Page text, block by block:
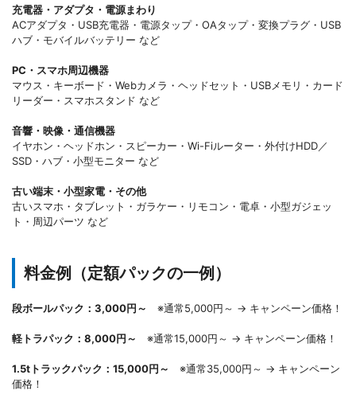
充電器・アダプタ・電源まわり
ACアダプタ・USB充電器・電源タップ・OAタップ・変換プラグ・USB
ハブ・モバイルバッテリー など
PC・スマホ周辺機器
マウス・キーボード・Webカメラ・ヘッドセット・USBメモリ・カード
リーダー・スマホスタンド など
音響・映像・通信機器
イヤホン・ヘッドホン・スピーカー・Wi-Fiルーター・外付けHDD／
SSD・ハブ・小型モニター など
古い端末・小型家電・その他
古いスマホ・タブレット・ガラケー・リモコン・電卓・小型ガジェッ
ト・周辺パーツ など
料金例（定額パックの一例）
段ボールパック：3,000円～ ※通常5,000円～ → キャンペーン価格！
軽トラパック：8,000円～ ※通常15,000円～ → キャンペーン価格！
1.5tトラックパック：15,000円～
※通常35,000円～ → キャンペーン
価格！